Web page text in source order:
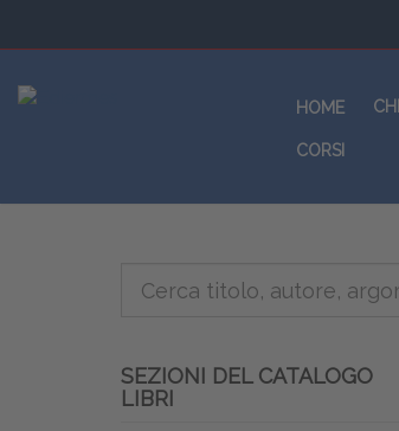
HOME
CORSI
SEZIONI DEL CATALOGO
LIBRI